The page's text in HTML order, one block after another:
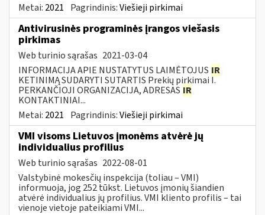
Metai: 2021 Pagrindinis:Viešieji pirkimai
Antivirusinės programinės įrangos viešasis
pirkimas
Web turinio sąrašas 2021-03-04
INFORMACIJA APIE NUSTATYTUS LAIMĖTOJUS IR
KETINIMĄ SUDARYTI SUTARTIS Prekių pirkimai I.
PERKANČIOJI ORGANIZACIJA, ADRESAS IR
KONTAKTINIAI...
Metai: 2021 Pagrindinis:Viešieji pirkimai
VMI visoms Lietuvos įmonėms atvėrė jų
individualius profilius
Web turinio sąrašas 2022-08-01
Valstybinė mokesčių inspekcija (toliau – VMI)
informuoja, jog 252 tūkst. Lietuvos įmonių šiandien
atvėrė individualius jų profilius. VMI kliento profilis – tai
vienoje vietoje pateikiami VMI...